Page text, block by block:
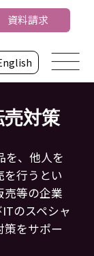
資料請求
売対策
を、他人を
を行うとい
売等の企業
のスペシャ
策をサポー